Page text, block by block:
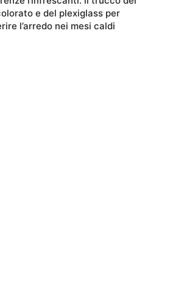
e del plexiglass per
l’arredo nei mesi caldi